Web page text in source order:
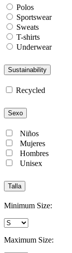
Polos
Sportswear
Sweats
T-shirts
Underwear
Sustainability
Recycled
Sexo
Niños
Mujeres
Hombres
Unisex
Talla
Minimum Size:
Maximum Size: